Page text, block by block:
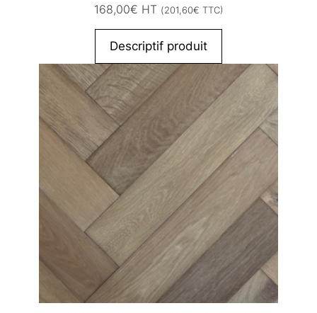
168,00€ HT (201,60€ TTC)
Descriptif produit